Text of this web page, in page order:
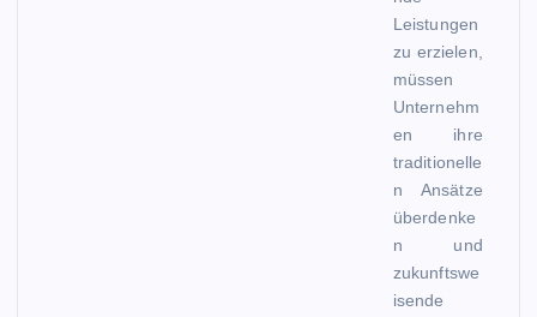
Leistungen
zu erzielen,
müssen
Unternehm
en ihre
traditionelle
n Ansätze
überdenke
n und
zukunftswe
isende